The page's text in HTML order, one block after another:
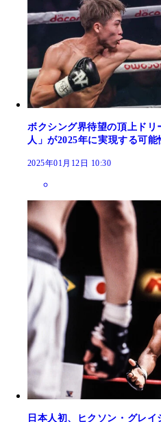
ボクシング界待望の頂上ドリ
人」が2025年に実現する可能
2025年01月12日 10:30
日本人初、ヒクソン・グレ